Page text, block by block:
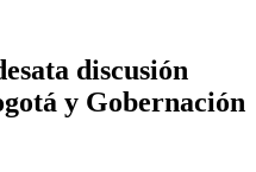
discusión
y Gobernación